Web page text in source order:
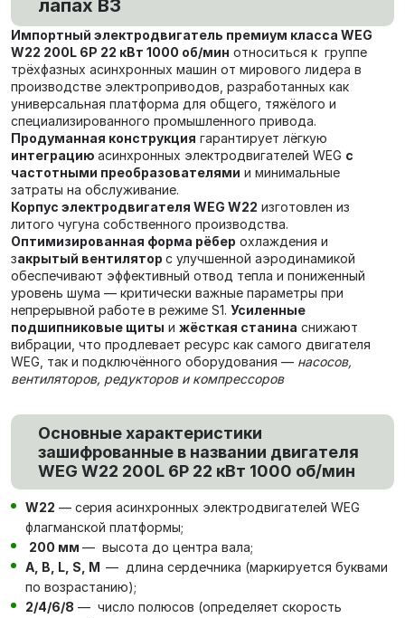
лапах В3
Импортный электродвигатель премиум класса WEG
W22 200L 6P 22 кВт 1000 об/мин относиться к группе
трёхфазных асинхронных машин от мирового лидера в
производстве электроприводов, разработанных как
универсальная платформа для общего, тяжёлого и
специализированного промышленного привода.
Продуманная конструкция гарантирует лёгкую
интеграцию асинхронных электродвигателей WEG с
частотными преобразователями и минимальные
затраты на обслуживание.
Корпус электродвигателя WEG W22 изготовлен из
литого чугуна собственного производства.
Оптимизированная форма рёбер охлаждения и
закрытый вентилятор с улучшенной аэродинамикой
обеспечивают эффективный отвод тепла и пониженный
уровень шума — критически важные параметры при
непрерывной работе в режиме S1. Усиленные
подшипниковые щиты и жёсткая станина снижают
вибрации, что продлевает ресурс как самого двигателя
WEG, так и подключённого оборудования — насосов,
вентиляторов, редукторов и компрессоров
Основные характеристики
зашифрованные в названии двигателя
WEG W22 200L 6P 22 кВт 1000 об/мин
W22 — серия асинхронных электродвигателей WEG
флагманской платформы;
200 мм — высота до центра вала;
А, В, L, S, М — длина сердечника (маркируется буквами
по возрастанию);
2/4/6/8 — число полюсов (определяет скорость